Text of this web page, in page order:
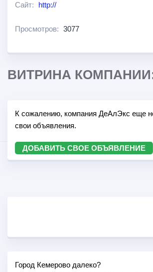
Сайт: http://
Просмотров: 3077
ВИТРИНА
К сожалению, компания ДеАлЭкс еще
свои объявления.
ДОБАВИТЬ СВОЕ ОБЪЯВЛЕНИЕ
Город Кемерово далеко?